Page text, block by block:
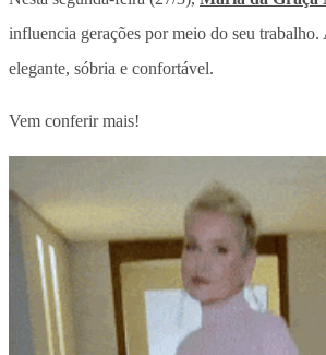
influencia gerações por meio do seu
elegante, sóbria e confortável.
Vem conferir mais!